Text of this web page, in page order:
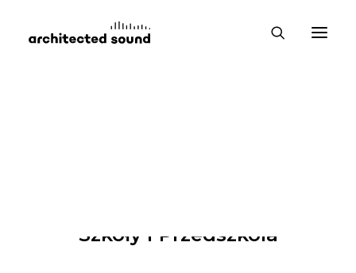
Szkoły i Przedszkola